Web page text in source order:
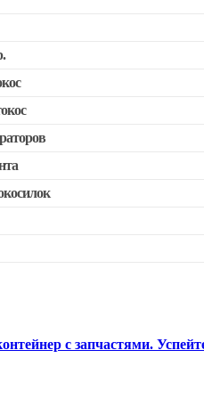
Partner
mac, Echo и др.
/ Husqvarna / Oleo-mac / Echo и
шуруповертов
и отбойных молотков
другие
с запчастями.